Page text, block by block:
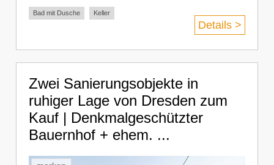
Bad mit Dusche Keller
Details >
Zwei Sanierungsobjekte in
ruhiger Lage von Dresden zum
Kauf | Denkmalgeschützter
Bauernhof + ehem. ...